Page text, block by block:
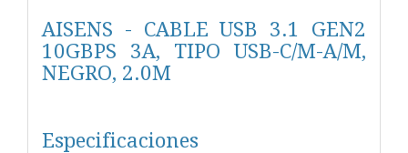
AISENS - CABLE USB 3.1 GEN2
10GBPS 3A, TIPO USB-C/M-A/M,
NEGRO, 2.0M
Especificaciones